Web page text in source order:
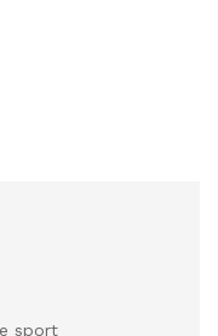
sport